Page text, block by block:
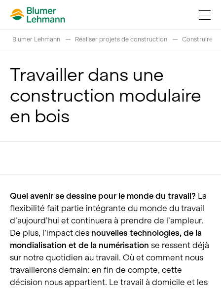
Réaliser projets de construction
Acheter des produits
References
Portrait
Carrière
Actualités et médias
Blumer Lehmann Réaliser projets de construction Construire
Travailler dans une
construction modulaire
en bois
Quel avenir se dessine pour le monde du travail? La
flexibilité fait partie intégrante du monde du travail
d’aujourd’hui et continuera à prendre de l’ampleur.
De plus, l’impact des nouvelles technologies, de la
mondialisation et de la numérisation se ressent déjà
sur notre quotidien au travail. Où et comment nous
travaillerons demain: en fin de compte, cette
décision nous appartient. Le travail à domicile et les